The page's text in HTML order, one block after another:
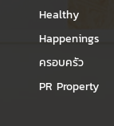
Healthy
Happenings
ครอบครัว
PR Property